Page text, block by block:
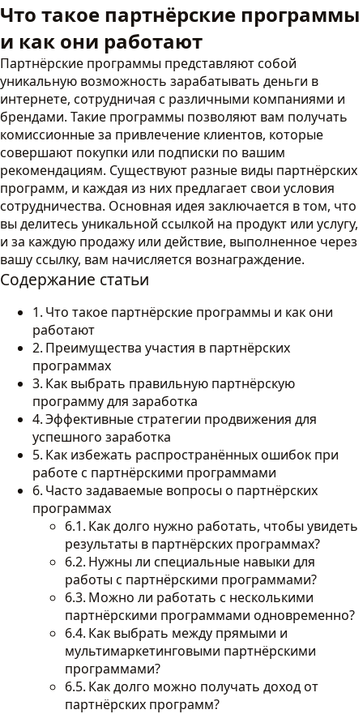
Что такое партнёрские программы
и как они работают
Партнёрские программы представляют собой
уникальную возможность зарабатывать деньги в
интернете, сотрудничая с различными компаниями и
брендами. Такие программы позволяют вам получать
комиссионные за привлечение клиентов, которые
совершают покупки или подписки по вашим
рекомендациям. Существуют разные виды партнёрских
программ, и каждая из них предлагает свои условия
сотрудничества. Основная идея заключается в том, что
вы делитесь уникальной ссылкой на продукт или услугу,
и за каждую продажу или действие, выполненное через
вашу ссылку, вам начисляется вознаграждение.
Содержание статьи
Что такое партнёрские программы и как они
работают
Преимущества участия в партнёрских
программах
Как выбрать правильную партнёрскую
программу для заработка
Эффективные стратегии продвижения для
успешного заработка
Как избежать распространённых ошибок при
работе с партнёрскими программами
Часто задаваемые вопросы о партнёрских
программах
Как долго нужно работать, чтобы увидеть
результаты в партнёрских программах?
Нужны ли специальные навыки для
работы с партнёрскими программами?
Можно ли работать с несколькими
партнёрскими программами одновременно?
Как выбрать между прямыми и
мультимаркетинговыми партнёрскими
программами?
Как долго можно получать доход от
партнёрских программ?